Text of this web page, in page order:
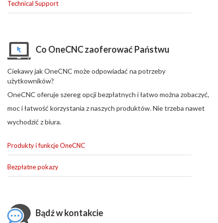
Technical Support
Co OneCNC zaoferować Państwu
Ciekawy jak OneCNC może odpowiadać na potrzeby
użytkowników?
OneCNC oferuje szereg opcji bezpłatnych i łatwo można zobaczyć,
moc i łatwość korzystania z naszych produktów. Nie trzeba nawet
wychodzić z biura.
Produkty i funkcje OneCNC
Bezpłatne pokazy
Bądź w kontakcie